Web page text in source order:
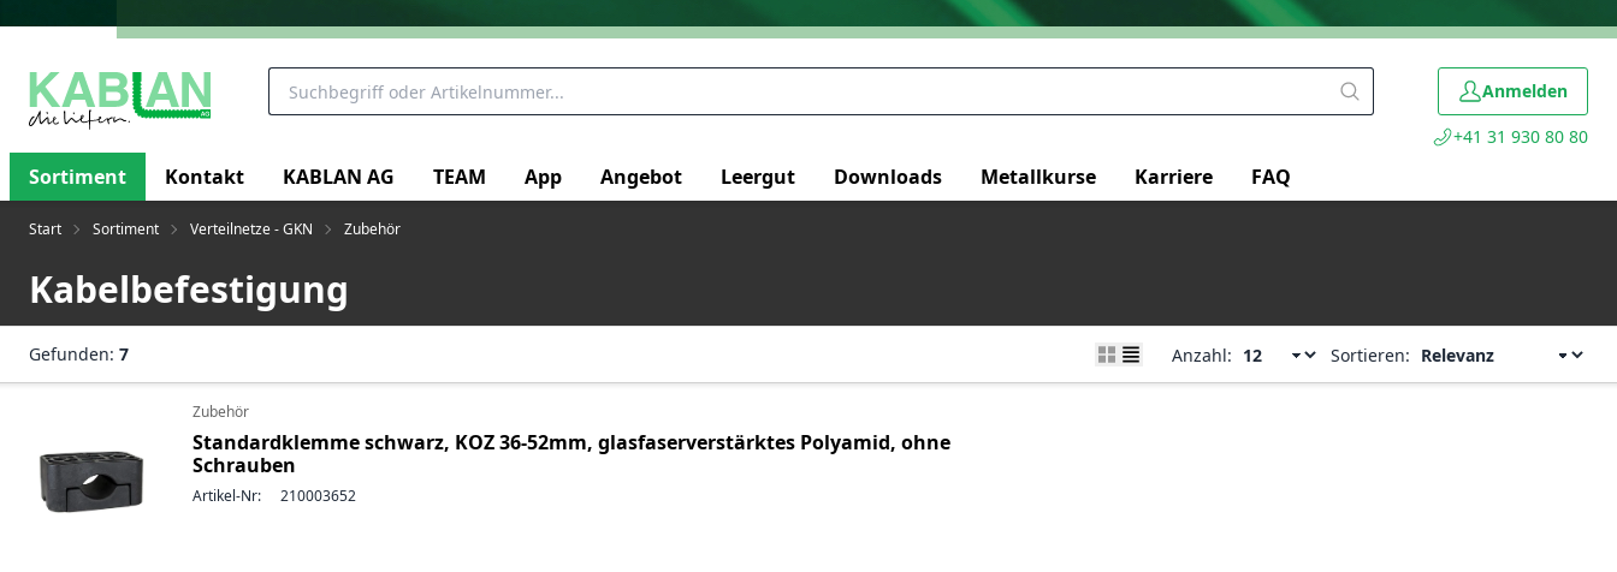
Anmelden
+41 31 930 80 80
Sortiment Kontakt KABLAN AG TEAM App Angebot Leergut Downloads Metallkurse Karriere FAQ
Start Sortiment Verteilnetze - GKN Zubehör
Kabelbefestigung
Gefunden: 7 Anzahl: Sortieren:
Zubehör
Standardklemme schwarz, KOZ 36-52mm, glasfaserverstärktes Polyamid, ohne
Schrauben
Artikel-Nr: 210003652